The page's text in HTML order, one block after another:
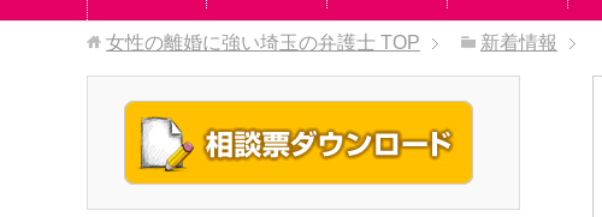
女性の離婚に強い埼玉の弁護士 TOP 新着情報